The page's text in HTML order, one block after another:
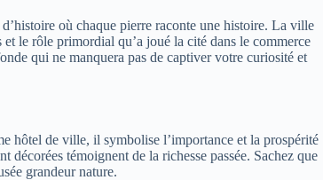
où chaque pierre raconte une histoire. La ville
le rôle primordial qu’a joué la cité dans le commerce
qui ne manquera pas de captiver votre curiosité et
hôtel de ville, il symbolise l’importance et la prospérité
décorées témoignent de la richesse passée. Sachez que
grandeur nature.